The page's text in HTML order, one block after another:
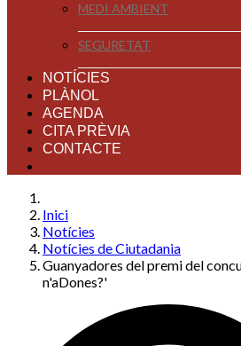
MEDI AMBIENT
SEGURETAT
NOTÍCIES
PLÀNOL
AGENDA
CITA PRÈVIA
CONTACTE
Inici
Notícies
Notícies de Ciutadania
Guanyadores del premi del
n'aDones?'